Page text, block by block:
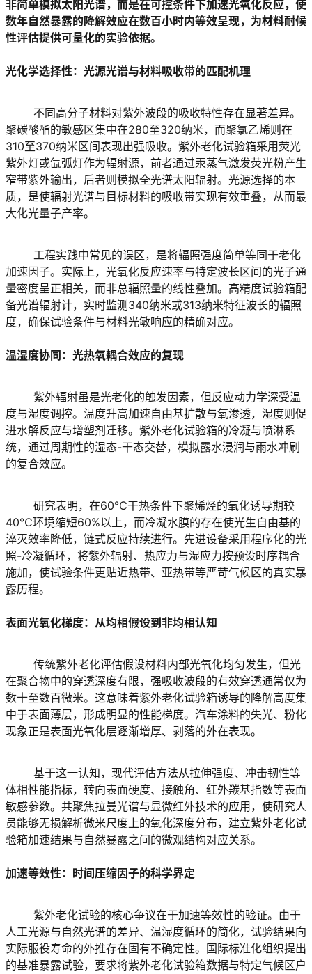
非简单模拟太阳光谱，而是在可控条件下加速光氧化反应，使
数年自然暴露的降解效应在数百小时内等效呈现，为材料耐候
性评估提供可量化的实验依据。
光化学选择性：光源光谱与材料吸收带的匹配机理
聚碳酸酯的敏感区集中在280至320纳米，而聚氯乙烯则在
310至370纳米区间表现出强吸收。紫外老化试验箱采用荧光
紫外灯或氙弧灯作为辐射源，前者通过汞蒸气激发荧光粉产生
窄带紫外输出，后者则模拟全光谱太阳辐射。光源选择的本
质，是使辐射光谱与目标材料的吸收带实现有效重叠，从而最
大化光量子产率。
加速因子。实际上，光氧化反应速率与特定波长区间的光子通
量密度呈正相关，而非总辐照量的线性叠加。高精度试验箱配
备光谱辐射计，实时监测340纳米或313纳米特征波长的辐照
度，确保试验条件与材料光敏响应的精确对应。
温湿度协同：光热氧耦合效应的复现
度与湿度调控。温度升高加速自由基扩散与氧渗透，湿度则促
进水解反应与增塑剂迁移。紫外老化试验箱的冷凝与喷淋系
统，通过周期性的湿态-干态交替，模拟露水浸润与雨水冲刷
的复合效应。
40℃环境缩短60%以上，而冷凝水膜的存在使光生自由基的
淬灭效率降低，链式反应持续进行。先进设备采用程序化的光
照-冷凝循环，将紫外辐射、热应力与湿应力按预设时序耦合
施加，使试验条件更贴近热带、亚热带等严苛气候区的真实暴
露历程。
表面光氧化梯度：从均相假设到非均相认知
在聚合物中的穿透深度有限，强吸收波段的有效穿透通常仅为
数十至数百微米。这意味着紫外老化试验箱诱导的降解高度集
中于表面薄层，形成明显的性能梯度。汽车涂料的失光、粉化
现象正是表面光氧化层逐渐增厚、剥落的外在表现。
体相性能指标，转向表面硬度、接触角、红外羰基指数等表面
敏感参数。共聚焦拉曼光谱与显微红外技术的应用，使研究人
员能够无损解析微米尺度上的氧化深度分布，建立紫外老化试
验箱加速结果与自然暴露之间的微观结构对应关系。
加速等效性：时间压缩因子的科学界定
人工光源与自然光谱的差异、温湿度循环的简化，试验结果向
实际服役寿命的外推存在固有不确定性。国际标准化组织提出
的基准暴露试验，要求将紫外老化试验箱数据与特定气候区户